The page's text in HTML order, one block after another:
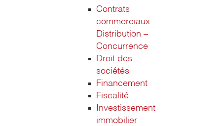
Contrats
commerciaux –
Distribution –
Concurrence
Droit des
sociétés
Financement
Fiscalité
Investissement
immobilier